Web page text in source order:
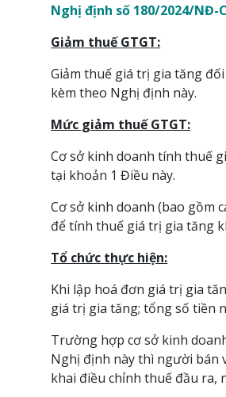
Nghị định số 180/2024/NĐ-
Giảm thuế GTGT:
Giảm thuế giá trị gia tăng
kèm theo Nghị định này.
Mức giảm thuế GTGT:
Cơ sở kinh doanh tính thuế
tại khoản 1 Điều này.
Cơ sở kinh doanh (bao gồm
để tính thuế giá trị gia tăng
Tổ chức thực hiện:
Khi lập hoá đơn giá trị gia
giá trị gia tăng; tổng số tiền
Trường hợp cơ sở kinh
Nghị định này thì người bán
khai điều chỉnh thuế đầu ra,